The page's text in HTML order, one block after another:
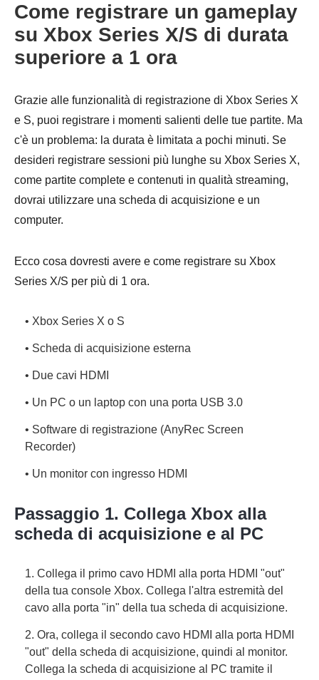
Come registrare un gameplay
su Xbox Series X/S di durata
superiore a 1 ora
Grazie alle funzionalità di registrazione di Xbox Series X
e S, puoi registrare i momenti salienti delle tue partite. Ma
c'è un problema: la durata è limitata a pochi minuti. Se
desideri registrare sessioni più lunghe su Xbox Series X,
come partite complete e contenuti in qualità streaming,
dovrai utilizzare una scheda di acquisizione e un
computer.
Ecco cosa dovresti avere e come registrare su Xbox
Series X/S per più di 1 ora.
• Xbox Series X o S
• Scheda di acquisizione esterna
• Due cavi HDMI
• Un PC o un laptop con una porta USB 3.0
• Software di registrazione (AnyRec Screen
Recorder)
• Un monitor con ingresso HDMI
Passaggio 1. Collega Xbox alla
scheda di acquisizione e al PC
1. Collega il primo cavo HDMI alla porta HDMI "out"
della tua console Xbox. Collega l'altra estremità del
cavo alla porta "in" della tua scheda di acquisizione.
2. Ora, collega il secondo cavo HDMI alla porta HDMI
"out" della scheda di acquisizione, quindi al monitor.
Collega la scheda di acquisizione al PC tramite il